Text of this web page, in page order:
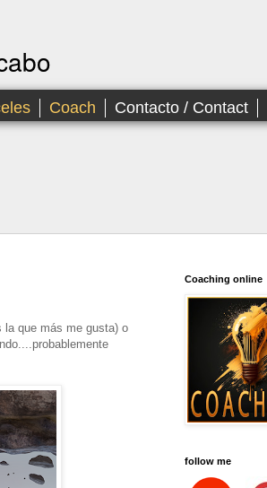
Coach Contacto / Contact
la que más me gusta) o
Coaching online
follow me